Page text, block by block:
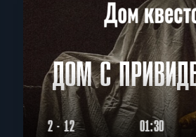
ДОМ С
2 - 12 01:30